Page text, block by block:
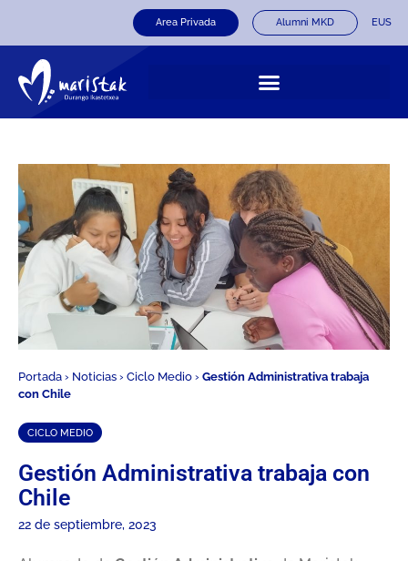
Area Privada Alumni MKD EUS
Portada › Noticias › Ciclo Medio › Gestión Administrativa trabaja
con Chile
CICLO MEDIO
Gestión Administrativa trabaja con
Chile
22 de septiembre, 2023